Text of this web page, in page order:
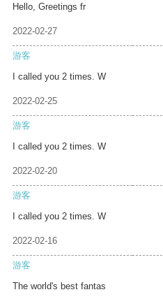
Hello, Greetings fr
2022-02-27
游客
I called you 2 times. W
2022-02-25
游客
I called you 2 times. W
2022-02-20
游客
I called you 2 times. W
2022-02-16
游客
The world's best fantas